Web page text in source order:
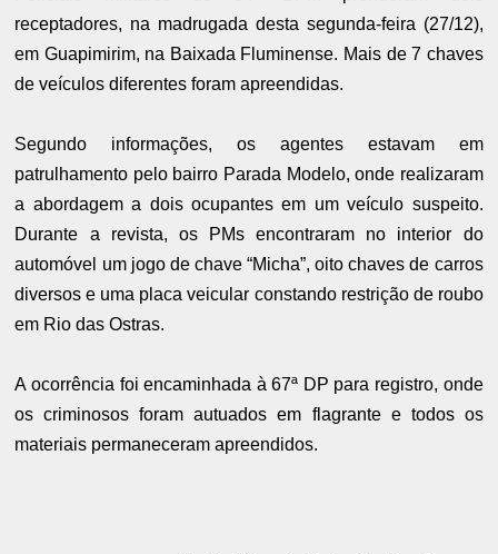
receptadores, na madrugada desta segunda-feira (27/12),
em Guapimirim, na Baixada Fluminense. Mais de 7 chaves
de veículos diferentes foram apreendidas.
Segundo informações, os agentes estavam em
patrulhamento pelo bairro Parada Modelo, onde realizaram
a abordagem a dois ocupantes em um veículo suspeito.
Durante a revista, os PMs encontraram no interior do
automóvel um jogo de chave “Micha”, oito chaves de carros
diversos e uma placa veicular constando restrição de roubo
em Rio das Ostras.
A ocorrência foi encaminhada à 67ª DP para registro, onde
os criminosos foram autuados em flagrante e todos os
materiais permaneceram apreendidos.